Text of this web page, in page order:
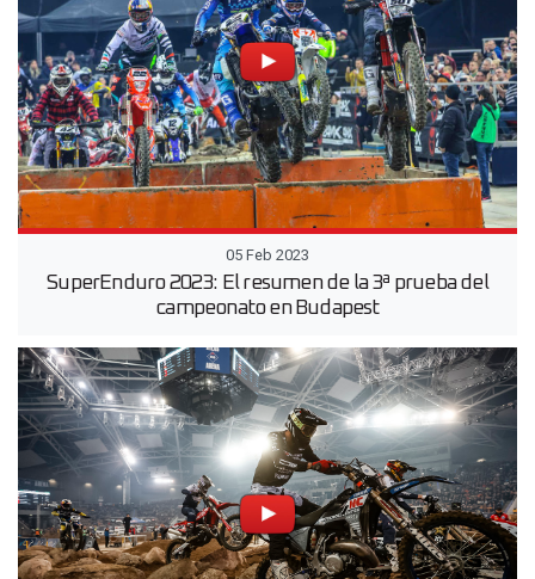
05 Feb 2023
SuperEnduro 2023: El resumen de la 3ª prueba del
campeonato en Budapest